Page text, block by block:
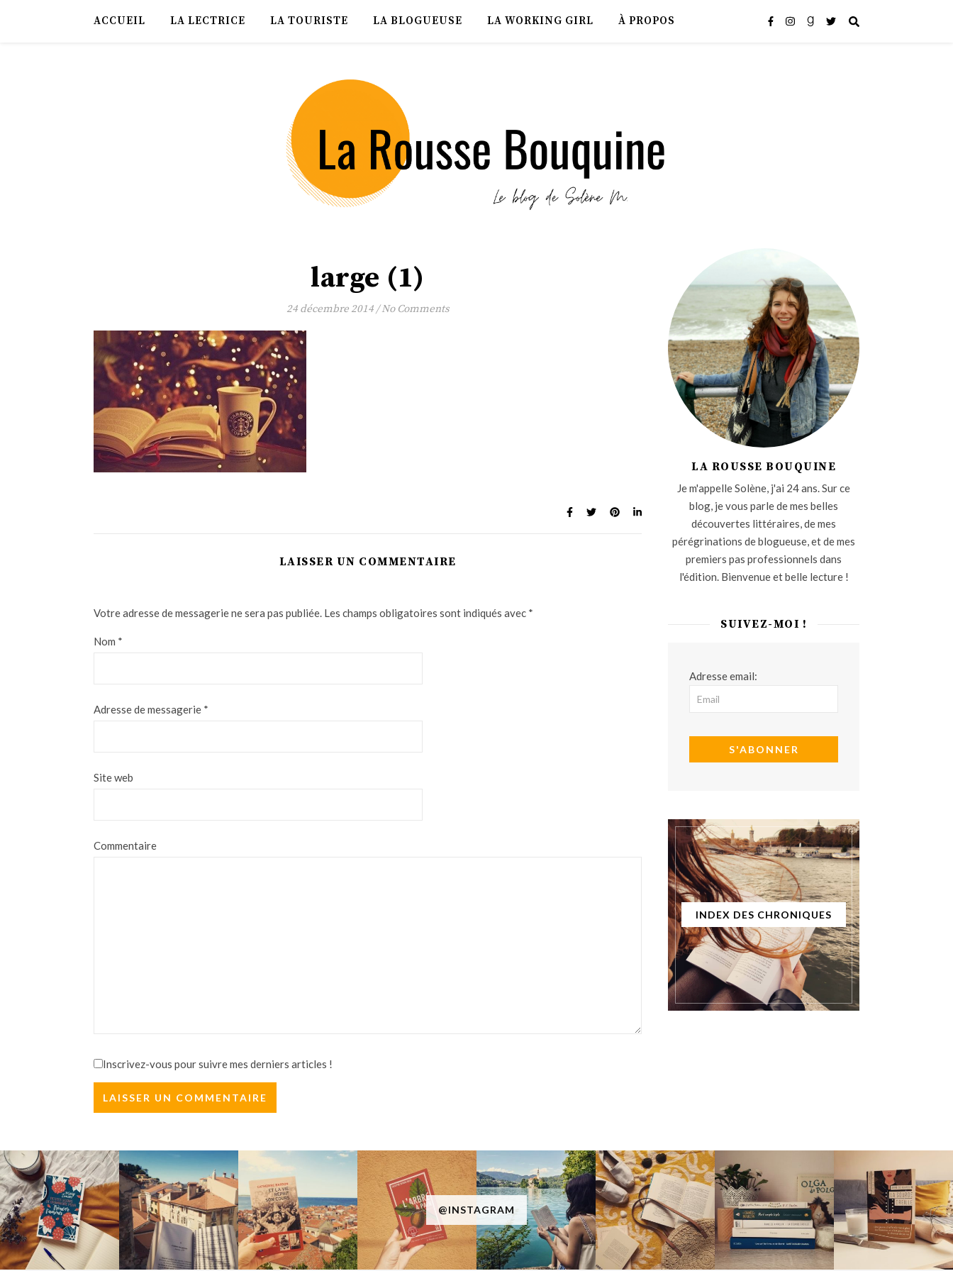
ACCUEIL LA LECTRICE LA TOURISTE LA BLOGUEUSE LA WORKING GIRL À PROPOS
large (1)
24 décembre 2014/No Comments
LAISSER UN COMMENTAIRE
Votre adresse de messagerie ne sera pas publiée. Les champs obligatoires sont indiqués avec *
Nom *
Adresse de messagerie *
Site web
Commentaire
Inscrivez-vous pour suivre mes derniers articles !
LA ROUSSE BOUQUINE
Je m'appelle Solène, j'ai 24 ans. Sur ce
blog, je vous parle de mes belles
découvertes littéraires, de mes
pérégrinations de blogueuse, et de mes
premiers pas professionnels dans
l'édition. Bienvenue et belle lecture !
SUIVEZ-MOI !
Adresse email:
INDEX DES CHRONIQUES
@INSTAGRAM